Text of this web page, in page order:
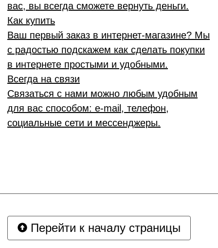
вас, вы всегда сможете вернуть деньги.
Как купить
Ваш первый заказ в интернет-магазине? Мы
с радостью подскажем как сделать покупки
в интернете простыми и удобными.
Всегда на связи
Связаться с нами можно любым удобным
для вас способом: e-mail, телефон,
социальные сети и мессенджеры.
Перейти к началу страницы